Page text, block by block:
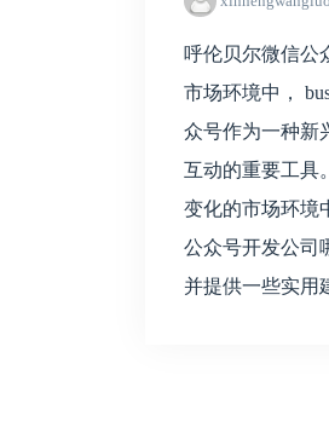
呼伦贝尔微信公
市场环境中，
众号作为一种新
互动的重要工具
变化的市场环境
公众号开发公司
并提供一些实用